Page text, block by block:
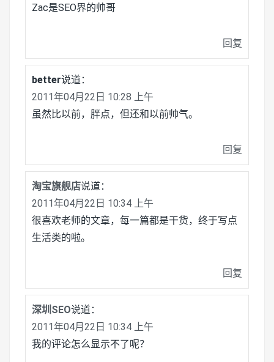
Zac是SEO界的帅哥
回复
better说道：
2011年04月22日 10:28 上午
虽然比以前，胖点，但还和以前帅气。
回复
淘宝旗舰店说道：
2011年04月22日 10:34 上午
很喜欢老师的文章，每一篇都是干货，终于写点
生活类的啦。
回复
深圳SEO说道：
2011年04月22日 10:34 上午
我的评论怎么显示不了呢？